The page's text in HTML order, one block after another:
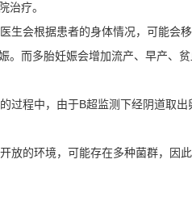
治疗。
生会根据患者的身体情况，可能会
。而多胎妊娠会增加流产、早产、
过程中，由于B超监测下经阴道取出
放的环境，可能存在多种菌群，因